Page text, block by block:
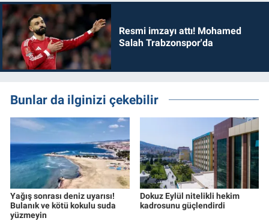
Resmi imzayı attı! Mohamed
Salah Trabzonspor'da
Bunlar da ilginizi çekebilir
Yağış sonrası deniz uyarısı!
Bulanık ve kötü kokulu suda
yüzmeyin
Dokuz Eylül nitelikli hekim
kadrosunu güçlendirdi